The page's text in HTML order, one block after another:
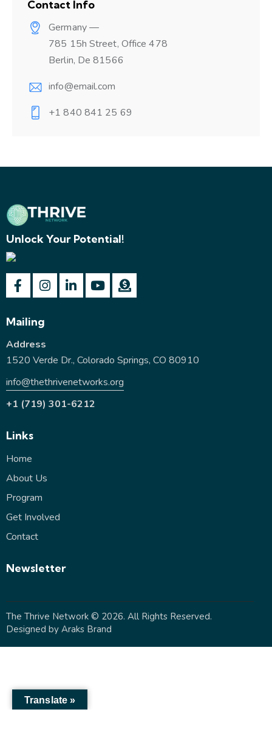
Contact Info
Germany —
785 15h Street, Office 478
Berlin, De 81566
info@email.com
+1 840 841 25 69
Unlock Your Potential!
Mailing
Address
1520 Verde Dr., Colorado Springs, CO 80910
info@thethrivenetworks.org
+1 (719) 301-6212
Links
Home
About Us
Program
Get Involved
Contact
Newsletter
The Thrive Network © 2026. All Rights Reserved.
Designed by Araks Brand
Translate »